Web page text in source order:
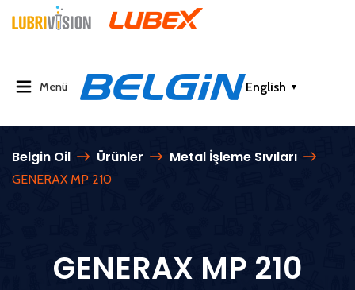
Menü English ▼
Belgin Oil Ürünler Metal İşleme Sıvıları
GENERAX MP 210
GENERAX MP 210